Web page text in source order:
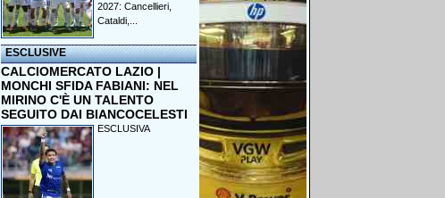
2027: Cancellieri,
Cataldi,...
ESCLUSIVE
CALCIOMERCATO LAZIO |
MONCHI SFIDA FABIANI: NEL
MIRINO C'È UN TALENTO
SEGUITO DAI BIANCOCELESTI
ESCLUSIVA